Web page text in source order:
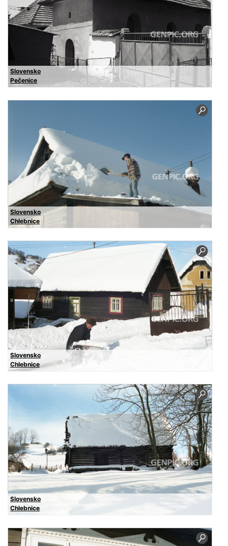
Slovensko
Pečenice
Slovensko
Chlebnice
Slovensko
Chlebnice
Slovensko
Chlebnice